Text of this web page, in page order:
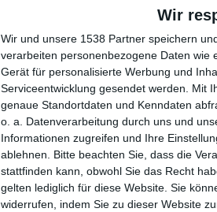
Wir
Wir und unsere 1538 Partner speichern
verarbeiten personenbezogene Daten wie
Gerät für personalisierte Werbung und
Serviceentwicklung gesendet werden. Mit
genaue Standortdaten und Kenndaten
o. a. Datenverarbeitung durch uns und
Informationen zugreifen und Ihre
ablehnen. Bitte beachten Sie, dass die
stattfinden kann, obwohl Sie das Recht
gelten lediglich für diese Website. Sie
widerrufen, indem Sie zu dieser Website
Ein
juegos-geograficos.com
jeux-historiques.com
🇺🇸 We
an
Join our
the